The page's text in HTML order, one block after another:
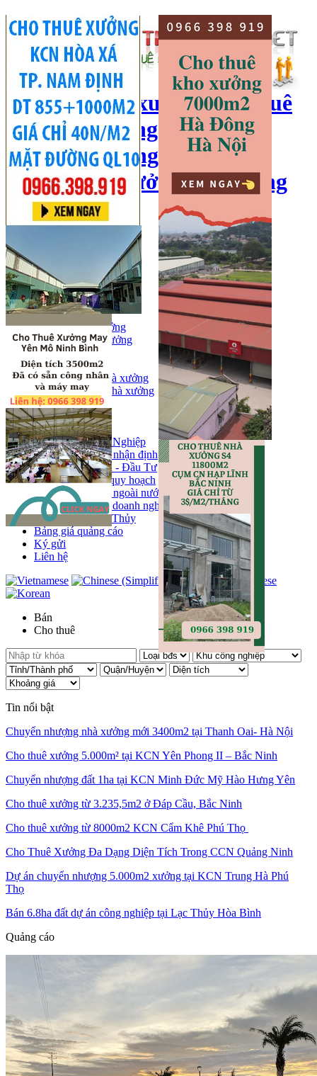
cho thuê kho xưởng, cho thuê
kho, kho xưởng hà nội, cho
thuê nhà xưởng, cho thuê
xưởng, kho xưởng hải dương
Hotline:0966 398 919
Đăng ký
Đăng tin bán/cho thuê
Trang chủ
Bán kho, nhà xưởng
Bán kho xưởng
Kho
Mặt bằng
Cho thuê kho, nhà xưởng
Cho thuê nhà xưởng
Kho
Mặt bằng
Tin tức
Khu Công Nghiệp
Phân tích - nhận định
Chính sách - Đầu Tư
Thông tin quy hoạch
Thị trường ngoài nước
Hoạt động doanh nghiẹp
Tin Phong Thủy
Bảng giá quảng cáo
Ký gửi
Liên hệ
Bán
Cho thuê
Tin nổi bật
Chuyển nhượng nhà xưởng mới 3400m2 tại Thanh Oai- Hà Nội
Cho thuê xưởng 5.000m² tại KCN Yên Phong II – Bắc Ninh
Chuyển nhượng đất 1ha tại KCN Minh Đức Mỹ Hào Hưng Yên
Cho thuê xưởng từ 3.235,5m2 ở Đáp Cầu, Bắc Ninh
Cho thuê xưởng từ 8000m2 KCN Cẩm Khê Phú Thọ
Cho Thuê Xưởng Đa Dạng Diện Tích Trong CCN Quảng Ninh
Dự án chuyển nhượng 5.000m2 xưởng tại KCN Trung Hà Phú
Thọ
Bán 6.8ha đất dự án công nghiệp tại Lạc Thủy Hòa Bình
Quảng cáo